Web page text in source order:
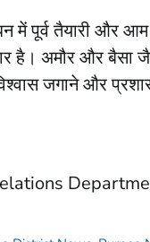
में पूर्व तैयारी और
है। अमौर और बैसा
जगाने और